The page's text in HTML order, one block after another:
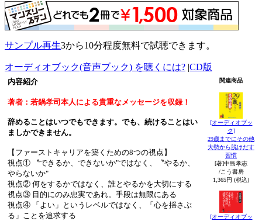
サンプル再生3から10分程度無料で試聴できます。
オーディオブック(音声ブック) を聴くには? |CD版
内容紹介
著者：若鍋孝司本人による貴重なメッセージを収録！
辞めることはいつでもできます。でも、続けることはい
ましかできません。
【ファーストキャリアを築くための8つの視点】
視点① 〝できるか、できないか"ではなく、〝やるか、
やらないか"
視点② 何をするかではなく、誰とやるかを大切にする
視点③ 目的にのみ忠実であれ。手段は無限にある
視点④ 「よい」というレベルではなく、「心を揺さぶ
る」ことを追求する
関連商品
[オーディオブッ
ク]
29歳までにその他
大勢から脱けだす
習慣
[著]中島孝志
/こう書房
1,365円 (税込)
[オーディオブッ